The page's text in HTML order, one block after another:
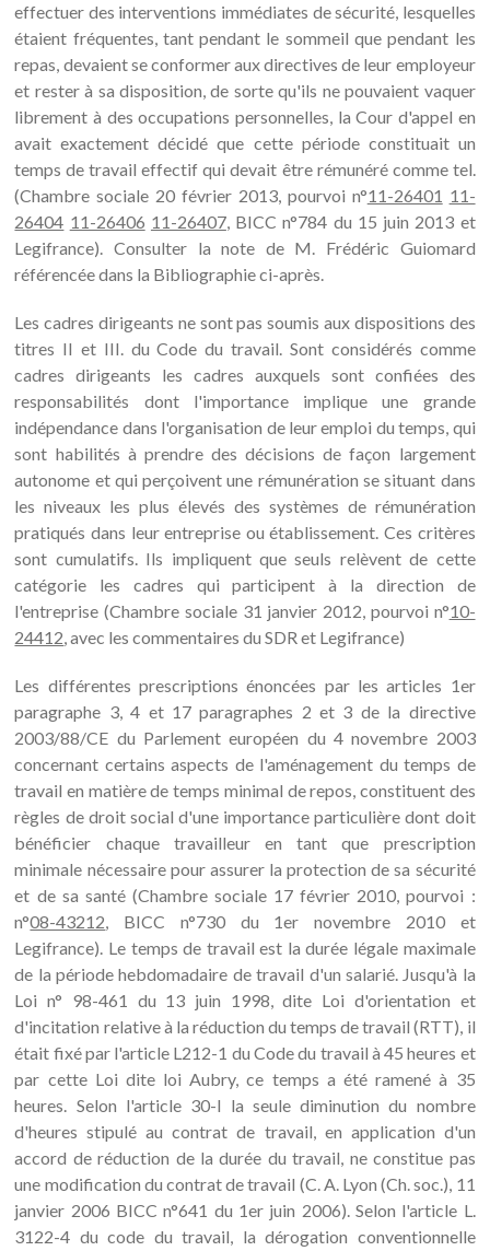
effectuer des interventions immédiates de sécurité, lesquelles
étaient fréquentes, tant pendant le sommeil que pendant les
repas, devaient se conformer aux directives de leur employeur
et rester à sa disposition, de sorte qu'ils ne pouvaient vaquer
librement à des occupations personnelles, la Cour d'appel en
avait exactement décidé que cette période constituait un
temps de travail effectif qui devait être rémunéré comme tel.
(Chambre sociale 20 février 2013, pourvoi n°11-26401 11-
26404 11-26406 11-26407, BICC n°784 du 15 juin 2013 et
Legifrance). Consulter la note de M. Frédéric Guiomard
référencée dans la Bibliographie ci-après.
Les cadres dirigeants ne sont pas soumis aux dispositions des
titres II et III. du Code du travail. Sont considérés comme
cadres dirigeants les cadres auxquels sont confiées des
responsabilités dont l'importance implique une grande
indépendance dans l'organisation de leur emploi du temps, qui
sont habilités à prendre des décisions de façon largement
autonome et qui perçoivent une rémunération se situant dans
les niveaux les plus élevés des systèmes de rémunération
pratiqués dans leur entreprise ou établissement. Ces critères
sont cumulatifs. Ils impliquent que seuls relèvent de cette
catégorie les cadres qui participent à la direction de
l'entreprise (Chambre sociale 31 janvier 2012, pourvoi n°10-
24412, avec les commentaires du SDR et Legifrance)
Les différentes prescriptions énoncées par les articles 1er
paragraphe 3, 4 et 17 paragraphes 2 et 3 de la directive
2003/88/CE du Parlement européen du 4 novembre 2003
concernant certains aspects de l'aménagement du temps de
travail en matière de temps minimal de repos, constituent des
règles de droit social d'une importance particulière dont doit
bénéficier chaque travailleur en tant que prescription
minimale nécessaire pour assurer la protection de sa sécurité
et de sa santé (Chambre sociale 17 février 2010, pourvoi :
n°08-43212, BICC n°730 du 1er novembre 2010 et
Legifrance). Le temps de travail est la durée légale maximale
de la période hebdomadaire de travail d'un salarié. Jusqu'à la
Loi n° 98-461 du 13 juin 1998, dite Loi d'orientation et
d'incitation relative à la réduction du temps de travail (RTT), il
était fixé par l'article L212-1 du Code du travail à 45 heures et
par cette Loi dite loi Aubry, ce temps a été ramené à 35
heures. Selon l'article 30-I la seule diminution du nombre
d'heures stipulé au contrat de travail, en application d'un
accord de réduction de la durée du travail, ne constitue pas
une modification du contrat de travail (C. A. Lyon (Ch. soc.), 11
janvier 2006 BICC n°641 du 1er juin 2006). Selon l'article L.
3122-4 du code du travail, la dérogation conventionnelle